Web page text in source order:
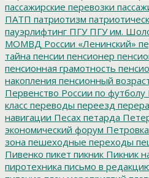
пассажирские перевозки
ПАТП патриотизм
пауэрлифтинг ПГУПГУ им.
МОМВД России «Ленинский»
тайна пенсии пенсионер
пенсионная грамотность
накопления пенсионный
Первенство России по футболу
класс переводы переезд
навигации Песах петарда
экономический форум Петровка
зона пешеходные переходы
Пивенко пикет пикник Пикник
пиротехника письмо в